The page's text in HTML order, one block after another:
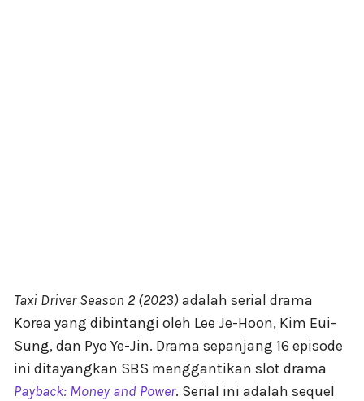
Taxi Driver Season 2 (2023) adalah serial drama
Korea yang dibintangi oleh Lee Je-Hoon, Kim Eui-
Sung, dan Pyo Ye-Jin. Drama sepanjang 16 episode
ini ditayangkan SBS menggantikan slot drama
Payback: Money and Power. Serial ini adalah sequel